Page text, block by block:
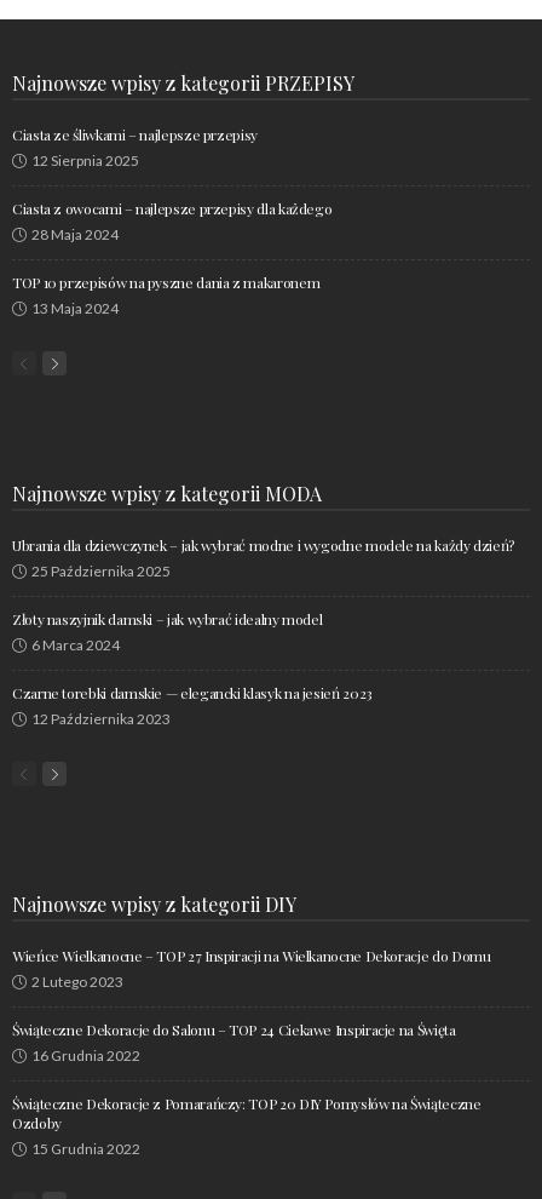
Najnowsze wpisy z kategorii PRZEPISY
Ciasta ze śliwkami – najlepsze przepisy
12 Sierpnia 2025
Ciasta z owocami – najlepsze przepisy dla każdego
28 Maja 2024
TOP 10 przepisów na pyszne dania z makaronem
13 Maja 2024
Najnowsze wpisy z kategorii MODA
Ubrania dla dziewczynek – jak wybrać modne i wygodne modele na każdy dzień?
25 Października 2025
Złoty naszyjnik damski – jak wybrać idealny model
6 Marca 2024
Czarne torebki damskie — elegancki klasyk na jesień 2023
12 Października 2023
Najnowsze wpisy z kategorii DIY
Wieńce Wielkanocne – TOP 27 Inspiracji na Wielkanocne Dekoracje do Domu
2 Lutego 2023
Świąteczne Dekoracje do Salonu – TOP 24 Ciekawe Inspiracje na Święta
16 Grudnia 2022
Świąteczne Dekoracje z Pomarańczy: TOP 20 DIY Pomysłów na Świąteczne
Ozdoby
15 Grudnia 2022